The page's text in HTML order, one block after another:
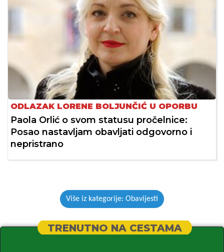
ODLAZAK LORENE BOLJUNČIĆ U OPORBU
Paola Orlić o svom statusu pročelnice:
Posao nastavljam obavljati odgovorno i
nepristrano
Više iz kategorije: Obavijesti
TRENUTNO NA CESTAMA